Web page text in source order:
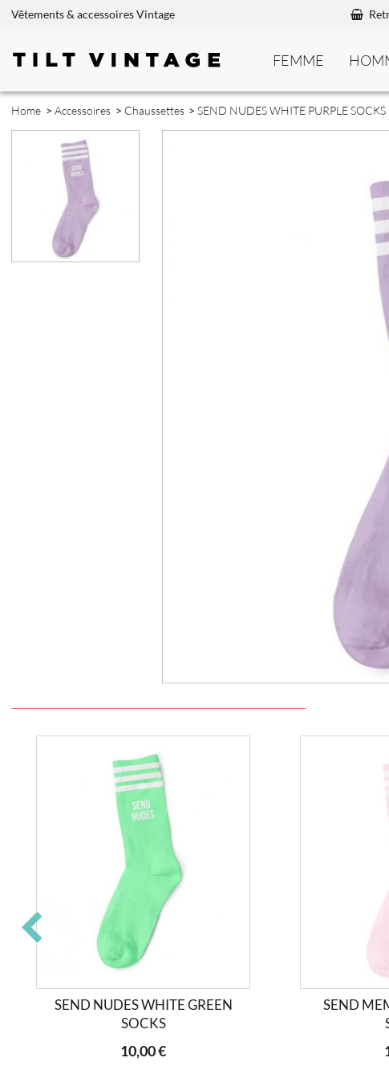
Vêtements & accessoires Vintage
FEMME
Home > Accessoires > Chaussettes >SEND NUDES WHITE PURPLE SOCKS
SEND NUDES WHITE GREEN
SOCKS
10,00 €
SEND